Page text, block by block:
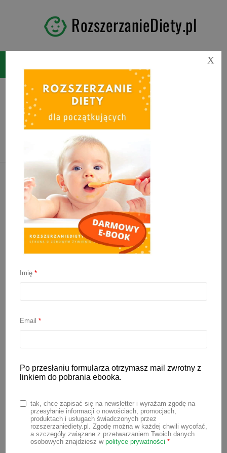
RozszerzanieDiety.pl
Tag:jaka kaszka dla
dziecka
niemowlaka
Kasza manna – błogie wspomnienie (lub
dzieciństwa… Na sklepowych półkach
znajdziemy wiele produktów o nazwie
„kasza manna dla niemowlaka„, ale nie
mogą się one równać z tradycyjną
Imię*
Email*
Po przesłaniu formularza otrzymasz mail zwrotny z
linkiem do pobrania ebooka.
tak, chcę zapisać się na newsletter i wyrażam zgodę na
przesyłanie informacji o nowościach, promocjach,
produktach i usługach świadczonych przez
rozszerzaniediety.pl. Zgodę można w każdej chwili wycofać,
a szczegóły związane z przetwarzaniem Twoich danych
osobowych znajdziesz w polityce prywatności *
X